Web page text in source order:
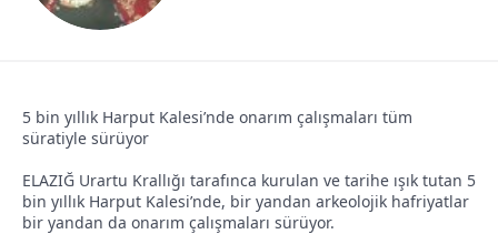
t
a
n
ç
r
i
h
i
5 bin yıllık Harput Kalesi’nde onarım çalışmaları tüm
süratiyle sürüyor
ELAZIĞ Urartu Krallığı tarafınca kurulan ve tarihe ışık tutan 5
bin yıllık Harput Kalesi’nde, bir yandan arkeolojik hafriyatlar
bir yandan da onarım çalışmaları sürüyor.